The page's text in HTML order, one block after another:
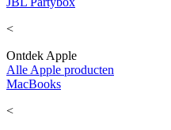
<
Ontdek Apple
Alle Apple producten
MacBooks
<